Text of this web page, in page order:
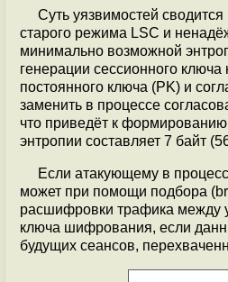
Суть уязвимостей
старого режима LSC и
минимально возможной
генерации сессионного
постоянного ключа (PK) и
заменить в процессе
что приведёт к
энтропии составляет 7 байт
Если атакующему в
может при помощи подбора
расшифровки трафика между
ключа шифрования, если
будущих сеансов,